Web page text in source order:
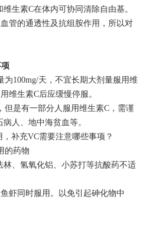
生素C在体内可协同清除自由基。
的通透性及抗组胺作用，所以对
100mg/天，不宜长期大剂量服用维
维生素C后应缓慢停服。
是有一部分人服用维生素C，需谨
人、地中海贫血等。
的药物
、氢氧化铝、小苏打等抗酸药不适
同时服用。以免引起砷化物中